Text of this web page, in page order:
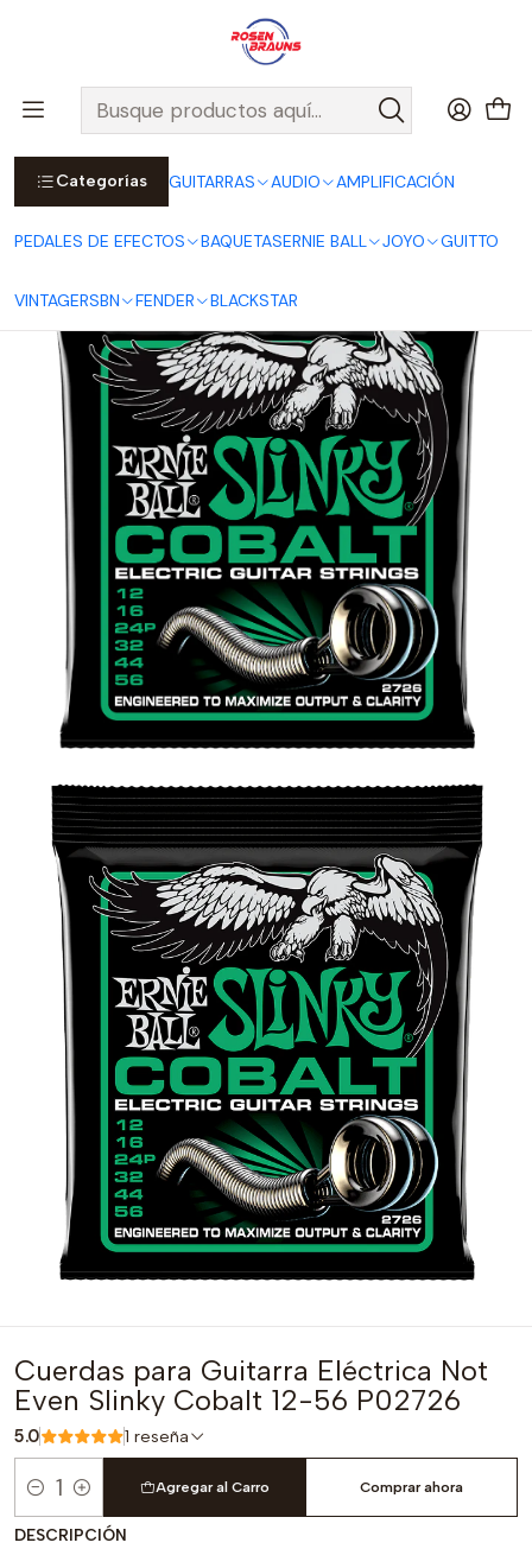
Categorías GUITARRAS AUDIO AMPLIFICACIÓN
PEDALES DE EFECTOS BAQUETASERNIE BALL JOYO GUITTO
VINTAGERSBN FENDER BLACKSTAR
Por compras sobre $25.000 en Santiago urbano, Colina o
Padre Hurtado, incluimos el despacho!
Ver Detalles
Inicio ERNIE BALL
CUERDAS ERNIE BALL
Cuerdas Eléctricas ERNIE BALL
COBALT Series
Cuerdas para Guitarra Eléctrica Not
Even Slinky Cobalt 12-56 P02726
5.0 1 reseña
Cantidad
Agregar al Carro Comprar ahora
DESCRIPCIÓN